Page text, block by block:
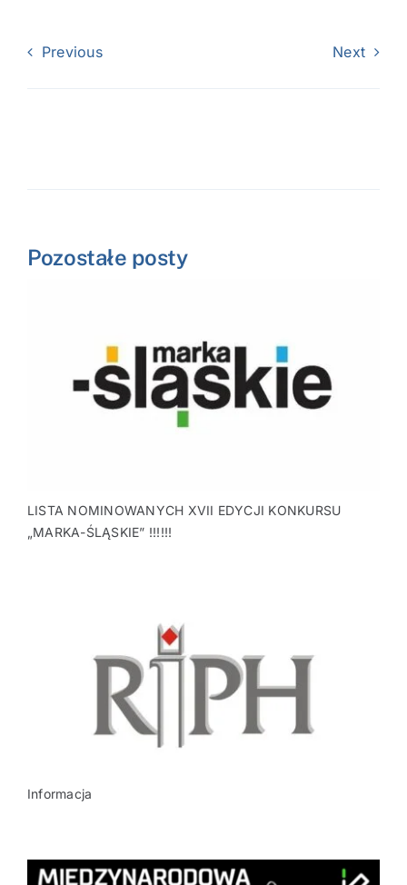
Previous Next
Pozostałe posty
LISTA NOMINOWANYCH XVII EDYCJI KONKURSU
„MARKA-ŚLĄSKIE” !!!!!!
Informacja